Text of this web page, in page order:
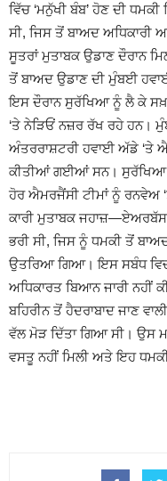
ਵਿੱਚ ‘ਮਨੁੱਖੀ ਬੰਬ’ ਹੋਣ ਦੀ
ਸੀ, ਜਿਸ ਤੋਂ ਬਾਅਦ ਅਧਿਕਾਰੀ
ਸੂਤਰਾਂ ਮੁਤਾਬਕ ਉਡਾਣ ਦੌਰਾਨ
ਤੋਂ ਬਾਅਦ ਉਡਾਣ ਦੀ ਮੁੰਬਈ
ਇਸ ਦੌਰਾਨ ਸੁਰੱਖਿਆ ਨੂੰ ਲੈ ਕੇ
‘ਤੇ ਨੇੜਿਓਂ ਨਜ਼ਰ ਰੱਖ ਰਹੇ ਹਨ।
ਅੰਤਰਰਾਸ਼ਟਰੀ ਹਵਾਈ ਅੱਡੇ ‘ਤੇ
ਕੀਤੀਆਂ ਗਈਆਂ ਸਨ। ਸੁਰੱਖਿਆ
ਹੋਰ ਐਮਰਜੈਂਸੀ ਟੀਮਾਂ ਨੂੰ ਰਨਵੇਅ
ਕਾਰੀ ਮੁਤਾਬਕ
ਭਰੀ ਸੀ, ਜਿਸ ਨੂੰ ਧਮਕੀ ਤੋਂ
ਉਤਰਿਆ ਗਿਆ। ਇਸ ਸਬੰਧ
ਅਧਿਕਾਰਤ ਬਿਆਨ ਜਾਰੀ ਨਹੀਂ
ਬਹਿਰੀਨ ਤੋਂ ਹੈਦਰਾਬਾਦ ਜਾਣ
ਵੱਲ ਮੋੜ ਦਿੱਤਾ ਗਿਆ ਸੀ। ਉਸ
ਵਸਤੂ ਨਹੀਂ ਮਿਲੀ ਅਤੇ ਇਹ